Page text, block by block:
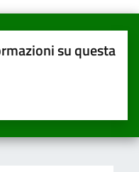
su questa
5